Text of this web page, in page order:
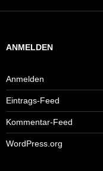
ANMELDEN
Anmelden
Eintrags-Feed
Kommentar-Feed
WordPress.org